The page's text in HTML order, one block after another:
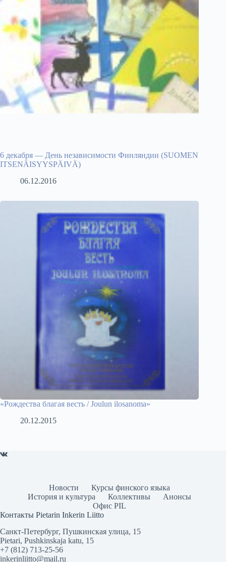
6 декабря — День независимости Финляндии (SUOMEN
ITSENÄISYYSPÄIVÄ)
06.12.2016
«Рождества благая весть / Joulun ilosanoma»
20.12.2015
Новости
Курсы финского языка
История и культура
Коллективы
Анонсы
Офис PIL
Контакты Pietarin Inkerin Liitto
Санкт-Петербург, Пушкинcкая улица, 15
Pietari, Pushkinskaja katu, 15
+7 (812) 713-25-56
inkerinliitto@mail.ru